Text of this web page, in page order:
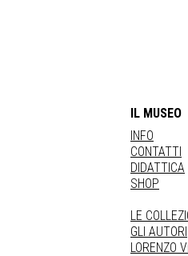
IL MUSEO
INFO
CONTATTI
DIDATTICA
SHOP
LE
GLI AUTORI
LORENZO